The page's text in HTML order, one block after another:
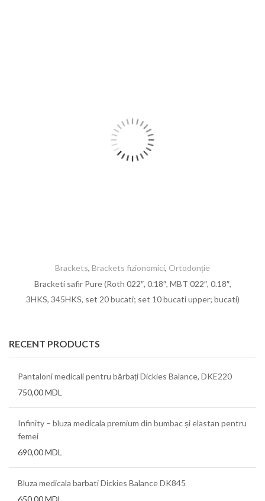
Brackets, Brackets fizionomici, Ortodonție
Bracketi safir Pure (Roth 022″, 0.18″, MBT 022″, 0.18″,
3HKS, 345HKS, set 20 bucati; set 10 bucati upper; bucati)
RECENT PRODUCTS
Pantaloni medicali pentru bărbați Dickies Balance, DKE220
750,00MDL
Infinity – bluza medicala premium din bumbac și elastan pentru
femei
690,00MDL
Bluza medicala barbati Dickies Balance DK845